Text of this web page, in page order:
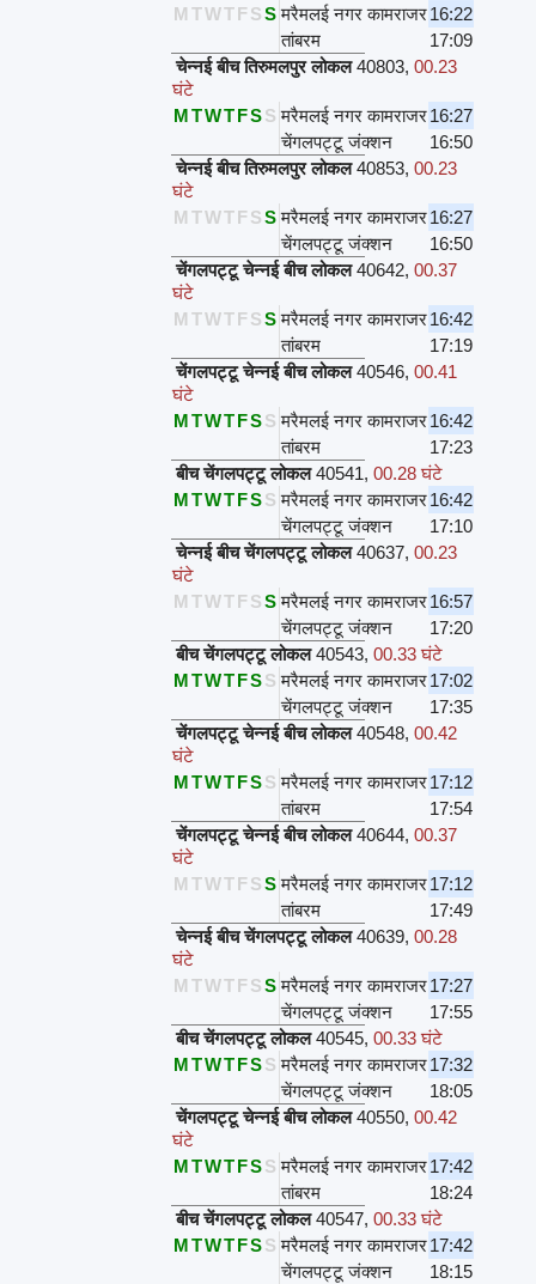
M TWTFSS मरैमलई नगर कामराजर16:22
तांबरम
17:09
चेन्नई बीच तिरुमलपुर लोकल 40803,00.23
घंटे
MTWTFSS मरैमलई नगर कामराजर16:27
चेंगलपट्टू जंक्शन
16:50
चेन्नई बीच तिरुमलपुर लोकल 40853,00.23
घंटे
M TWTFSS मरैमलई नगर कामराजर16:27
चेंगलपट्टू जंक्शन
16:50
चेंगलपट्टू चेन्नई बीच लोकल 40642,00.37
घंटे
M TWTFSS मरैमलई नगर कामराजर16:42
तांबरम
17:19
चेंगलपट्टू चेन्नई बीच लोकल 40546,00.41
घंटे
MTWTFSS मरैमलई नगर कामराजर16:42
तांबरम
17:23
बीच चेंगलपट्टू लोकल 40541,00.28 घंटे
MTWTFSS मरैमलई नगर कामराजर16:42
चेंगलपट्टू जंक्शन
17:10
चेन्नई बीच चेंगलपट्टू लोकल 40637,00.23
घंटे
M TWTFSS मरैमलई नगर कामराजर16:57
चेंगलपट्टू जंक्शन
17:20
बीच चेंगलपट्टू लोकल 40543,00.33 घंटे
MTWTFSS मरैमलई नगर कामराजर17:02
चेंगलपट्टू जंक्शन
17:35
चेंगलपट्टू चेन्नई बीच लोकल 40548,00.42
घंटे
MTWTFSS मरैमलई नगर कामराजर17:12
तांबरम
17:54
चेंगलपट्टू चेन्नई बीच लोकल 40644,00.37
घंटे
M TWTFSS मरैमलई नगर कामराजर17:12
तांबरम
17:49
चेन्नई बीच चेंगलपट्टू लोकल 40639,00.28
घंटे
M TWTFSS मरैमलई नगर कामराजर17:27
चेंगलपट्टू जंक्शन
17:55
बीच चेंगलपट्टू लोकल 40545,00.33 घंटे
MTWTFSS मरैमलई नगर कामराजर17:32
चेंगलपट्टू जंक्शन
18:05
चेंगलपट्टू चेन्नई बीच लोकल 40550,00.42
घंटे
MTWTFSS मरैमलई नगर कामराजर17:42
तांबरम
18:24
बीच चेंगलपट्टू लोकल 40547,00.33 घंटे
MTWTFSS मरैमलई नगर कामराजर17:42
चेंगलपट्टू जंक्शन
18:15